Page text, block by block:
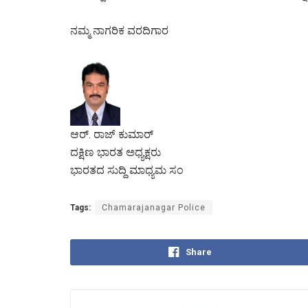
ನಮ್ಮ ನಾಗರಿಕ ವರದಿಗಾರ
ಆರ್. ರಾಜ್ ಕುಮಾರ್
ದಕ್ಷಿಣ ಭಾರತ ಅಧ್ಯಕ್ಷರು
ಭಾರತದ ಸುದ್ದಿ ಮಾಧ್ಯಮ ಸಂ
Tags: Chamarajanagar Police
Share